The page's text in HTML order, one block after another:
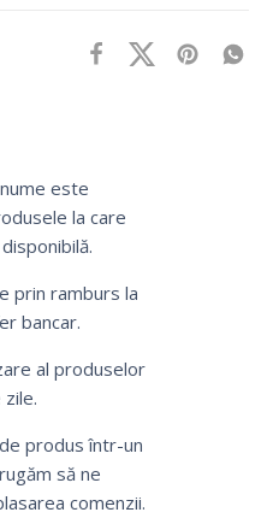
este
la care
prin ramburs la
bancar.
al produselor
produs într-un
să ne
comenzii.